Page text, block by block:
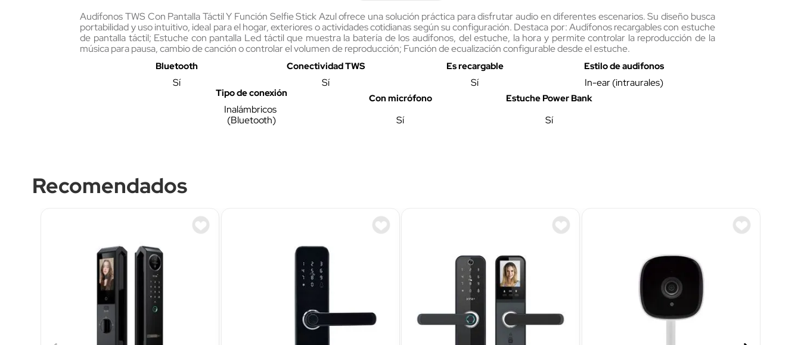
Audífonos TWS Con Pantalla Táctil Y Función Selfie Stick Azul ofrece una solución práctica para disfrutar audio en diferentes escenarios. Su diseño busca
portabilidad y uso intuitivo, ideal para el hogar, exteriores o actividades cotidianas según su configuración. Destaca por: Audífonos recargables con estuche
de pantalla táctil; Estuche con pantalla Led táctil que muestra la batería de los audífonos, del estuche, la hora y permite controlar la reproducción de la
música para pausa, cambio de canción o controlar el volumen de reproducción; Función de ecualización configurable desde el estuche.
Bluetooth
Sí
Conectividad TWS
Sí
Es recargable
Sí
Estilo de audifonos
In-ear (intraurales)
Tipo de conexión
Inalámbricos
(Bluetooth)
Con micrófono
Sí
Estuche Power Bank
Sí
Recomendados